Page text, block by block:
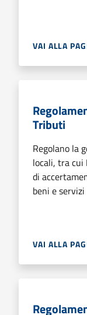
VAI ALLA
Tributi
Regolano la
locali, tra cui
di
beni e
VAI ALLA